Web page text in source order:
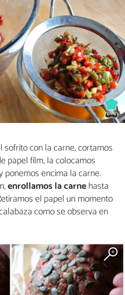
sofrito con la carne, cortamos
papel film, la colocamos
encima la carne.
enrollamos la carnehasta
el papel un momento
como se observa en